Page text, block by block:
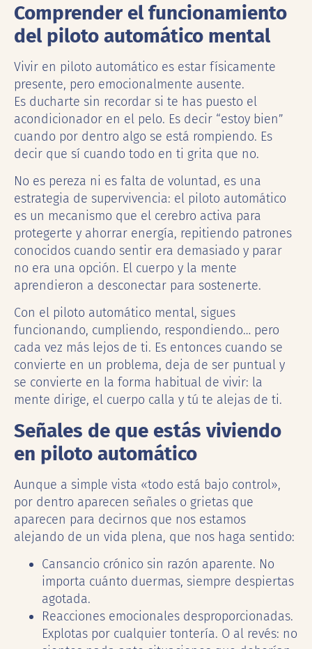
Comprender el funcionamiento
del piloto automático mental
Vivir en piloto automático es estar físicamente
presente, pero emocionalmente ausente.
Es ducharte sin recordar si te has puesto el
acondicionador en el pelo. Es decir “estoy bien”
cuando por dentro algo se está rompiendo. Es
decir que sí cuando todo en ti grita que no.
No es pereza ni es falta de voluntad, es una
estrategia de supervivencia: el piloto automático
es un mecanismo que el cerebro activa para
protegerte y ahorrar energía, repitiendo patrones
conocidos cuando sentir era demasiado y parar
no era una opción. El cuerpo y la mente
aprendieron a desconectar para sostenerte.
Con el piloto automático mental, sigues
funcionando, cumpliendo, respondiendo… pero
cada vez más lejos de ti. Es entonces cuando se
convierte en un problema, deja de ser puntual y
se convierte en la forma habitual de vivir: la
mente dirige, el cuerpo calla y tú te alejas de ti.
Señales de que estás viviendo
en piloto automático
Aunque a simple vista «todo está bajo control»,
por dentro aparecen señales o grietas que
aparecen para decirnos que nos estamos
alejando de un vida plena, que nos haga sentido:
Cansancio crónico sin razón aparente. No
importa cuánto duermas, siempre despiertas
agotada.
Reacciones emocionales desproporcionadas.
Explotas por cualquier tontería. O al revés: no